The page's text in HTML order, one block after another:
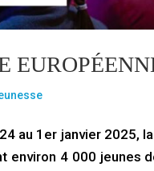
au 1er janvier 2025,
environ 4 000 jeunes